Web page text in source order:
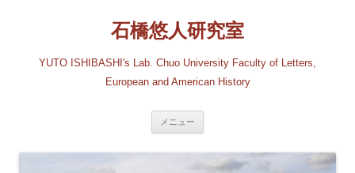
石橋悠人研究室
YUTO ISHIBASHI's Lab. Chuo University Faculty of Letters,
European and American History
メニュー